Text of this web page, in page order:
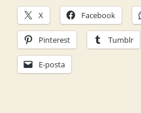
X Facebook
Pinterest Tumblr
E-posta